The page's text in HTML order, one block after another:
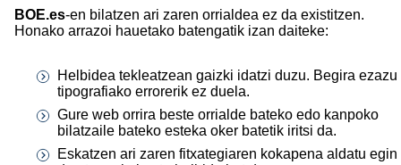
BOE.es-en bilatzen ari zaren orrialdea ez da existitzen.
Honako arrazoi hauetako batengatik izan daiteke:
Helbidea tekleatzean gaizki idatzi duzu. Begira ezazu
tipografiako errorerik ez duela.
Gure web orrira beste orrialde bateko edo kanpoko
bilatzaile bateko esteka oker batetik iritsi da.
Eskatzen ari zaren fitxategiaren kokapena aldatu egin